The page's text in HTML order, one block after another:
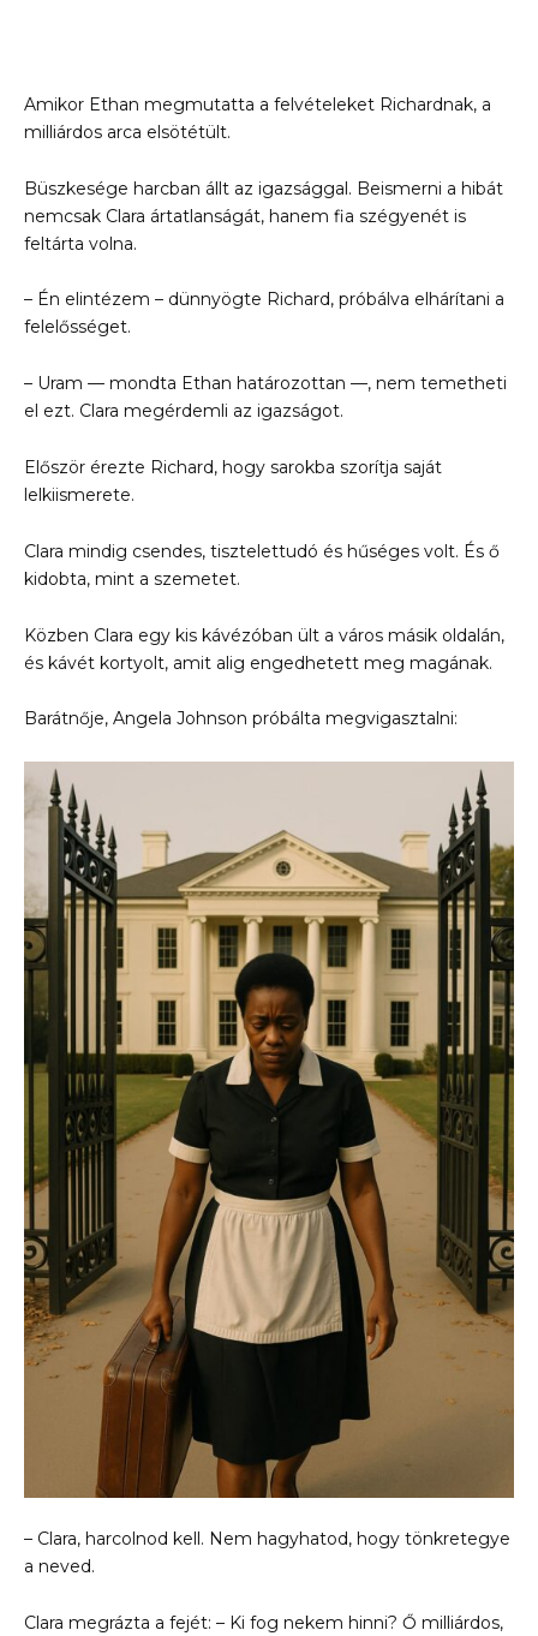
Amikor Ethan megmutatta a felvételeket Richardnak, a
milliárdos arca elsötétült.
Büszkesége harcban állt az igazsággal. Beismerni a hibát
nemcsak Clara ártatlanságát, hanem fia szégyenét is
feltárta volna.
– Én elintézem – dünnyögte Richard, próbálva elhárítani a
felelősséget.
– Uram — mondta Ethan határozottan —, nem temetheti
el ezt. Clara megérdemli az igazságot.
Először érezte Richard, hogy sarokba szorítja saját
lelkiismerete.
Clara mindig csendes, tisztelettudó és hűséges volt. És ő
kidobta, mint a szemetet.
Közben Clara egy kis kávézóban ült a város másik oldalán,
és kávét kortyolt, amit alig engedhetett meg magának.
Barátnője, Angela Johnson próbálta megvigasztalni:
– Clara, harcolnod kell. Nem hagyhatod, hogy tönkretegye
a neved.
Clara megrázta a fejét: – Ki fog nekem hinni? Ő milliárdos,